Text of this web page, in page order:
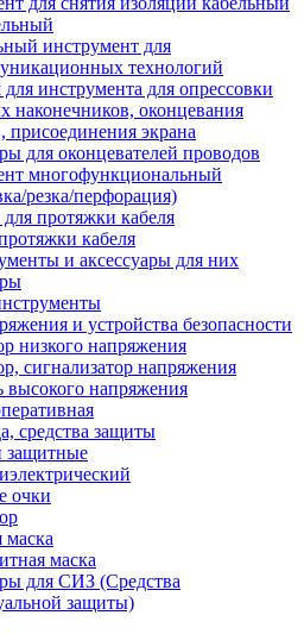
инструмент для
технологий
инструмента для опрессовки
наконечников, оконцевания
присоединения экрана
для оконцевателей проводов
многофункциональный
резка/перфорация)
протяжки кабеля
кабеля
и аксессуары для них
и устройства безопасности
низкого напряжения
сигнализатор напряжения
высокого напряжения
средства защиты
защитные
очки
маска
маска
для СИЗ (Средства
защиты)